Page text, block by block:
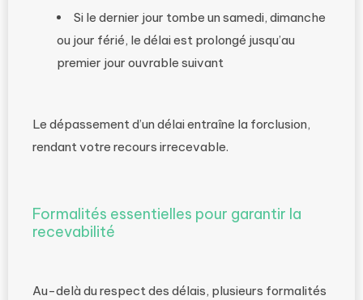
Si le dernier jour tombe un samedi, dimanche
ou jour férié, le délai est prolongé jusqu’au
premier jour ouvrable suivant
Le dépassement d’un délai entraîne la forclusion,
rendant votre recours irrecevable.
Formalités essentielles pour garantir la
recevabilité
Au-delà du respect des délais, plusieurs formalités